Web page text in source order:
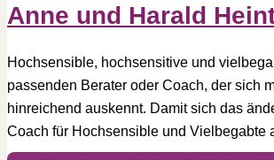
Anne und Harald
Hochsensible, hochsensitive und
passenden Berater oder Coach, der sich
hinreichend auskennt. Damit sich das
Coach für Hochsensible und Vielbegabte